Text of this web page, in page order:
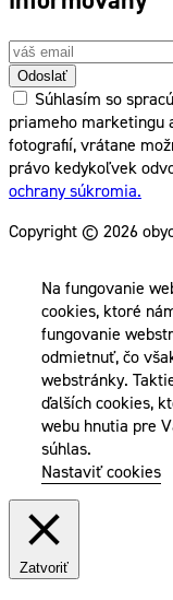
Odoslať
Súhlasím so
priameho marketingu
fotografií, vrátane
právo kedykoľvek
ochrany súkromia.
Copyright © 2026
Na fungovanie
cookies, ktoré
fungovanie
odmietnuť, čo
webstránky.
ďalších cookies,
webu hnutia pre
súhlas.
Nastaviť cookies
Zatvoriť